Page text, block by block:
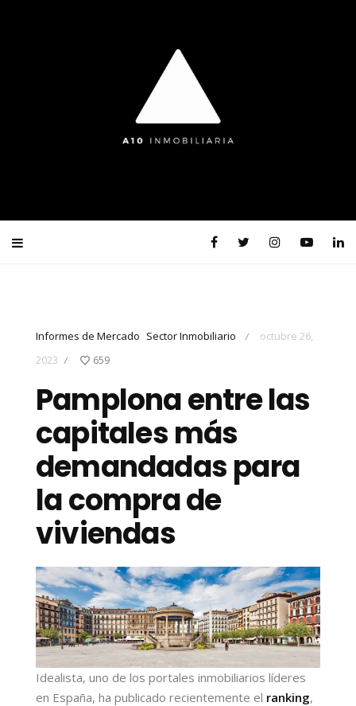
Informes de Mercado Sector Inmobiliario /
octubre 26,
2023
/ 659
Pamplona entre las
capitales más
demandadas para
la compra de
viviendas
Idealista, uno de los portales inmobiliarios líderes
en España, ha publicado recientemente el ranking,